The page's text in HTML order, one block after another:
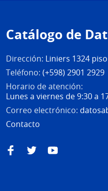
de
página
Catálogo de
Dirección: Liniers 1324
Teléfono: (+598) 2901 2929
Horario de atención:
Lunes a viernes de 9:30 a
Correo electrónico:
Contacto
FacebookTwitterYouTube